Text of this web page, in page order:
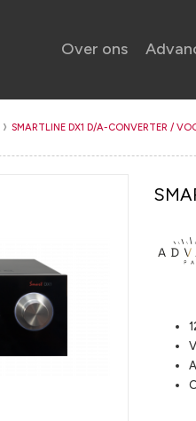
Over ons
SMARTLINE DX1 D/A-CONVERTER /